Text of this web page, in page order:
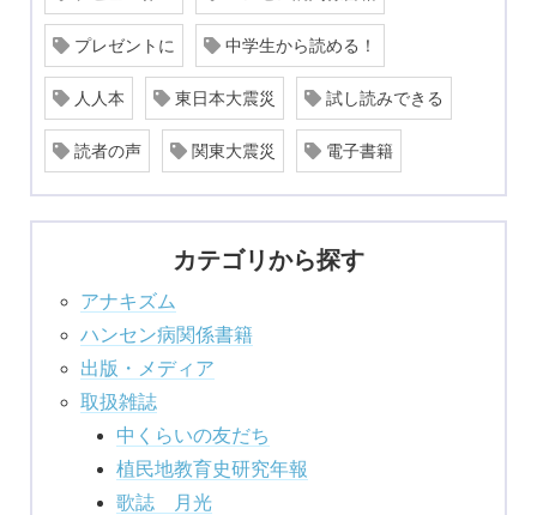
プレゼントに 中学生から読める！
人人本 東日本大震災 試し読みできる
読者の声 関東大震災 電子書籍
カテゴリから探す
アナキズム
ハンセン病関係書籍
出版・メディア
取扱雑誌
中くらいの友だち
植民地教育史研究年報
歌誌 月光